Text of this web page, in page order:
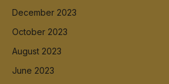
December 2023
October 2023
August 2023
June 2023